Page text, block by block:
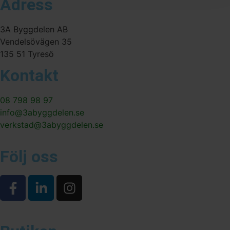
Adress
3A Byggdelen AB
Vendelsövägen 35
135 51 Tyresö
Kontakt
08 798 98 97
info@3abyggdelen.se
verkstad@3abyggdelen.se
Följ oss